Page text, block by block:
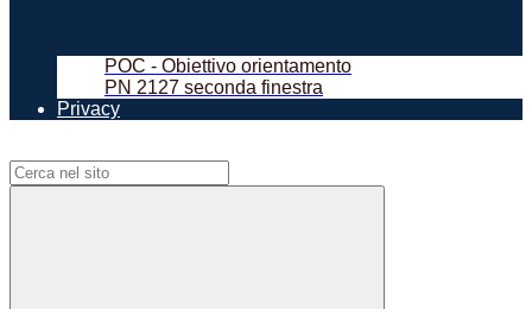
POC - Obiettivo orientamento
PN 2127 seconda finestra
Privacy